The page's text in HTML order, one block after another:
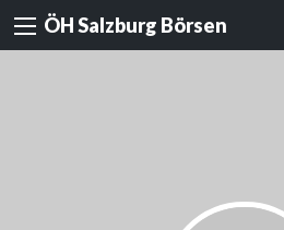
ÖH Salzburg Börsen